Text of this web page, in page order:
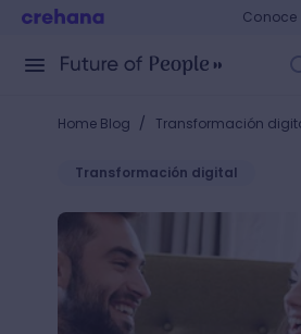
Conoce
Home Blog / Transformación
Transformación digital
¿Qué es la publicidad